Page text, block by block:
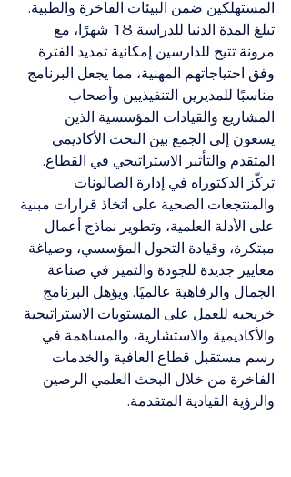
المستهلكين ضمن البيئات الفاخرة والطبية.
تبلغ المدة الدنيا للدراسة 18 شهرًا، مع
مرونة تتيح للدارسين إمكانية تمديد الفترة
وفق احتياجاتهم المهنية، مما يجعل البرنامج
مناسبًا للمديرين التنفيذيين وأصحاب
المشاريع والقيادات المؤسسية الذين
يسعون إلى الجمع بين البحث الأكاديمي
المتقدم والتأثير الاستراتيجي في القطاع.
تركّز الدكتوراه في إدارة الصالونات
والمنتجعات الصحية على اتخاذ قرارات مبنية
على الأدلة العلمية، وتطوير نماذج أعمال
مبتكرة، وقيادة التحول المؤسسي، وصياغة
معايير جديدة للجودة والتميز في صناعة
الجمال والرفاهية عالميًا. ويؤهل البرنامج
خريجيه للعمل على المستويات الاستراتيجية
والأكاديمية والاستشارية، والمساهمة في
رسم مستقبل قطاع العافية والخدمات
الفاخرة من خلال البحث العلمي الرصين
والرؤية القيادية المتقدمة.